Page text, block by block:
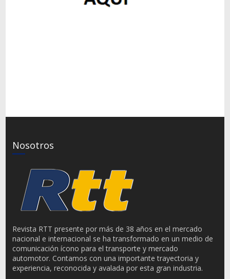
Nosotros
Revista RTT presente por más de 38 años en el mercado
nacional e internacional se ha transformado en un medio de
comunicación ícono para el transporte y mercado
automotor. Contamos con una importante trayectoria y
experiencia, reconocida y avalada por esta gran industria.